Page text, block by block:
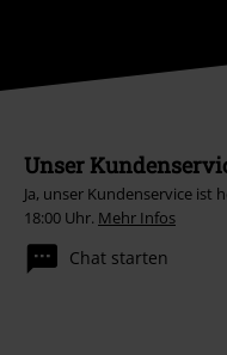
Unser
Ja, unser Kundenservice ist
18:00 Uhr. Mehr Infos
Chat starten